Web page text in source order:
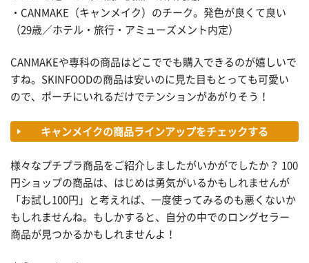
・CANMAKE（キャンメイク）のチーク。発色が良くて良い
（29歳／ホテル・旅行・アミューズメント内定）
CANMAKEや専科の商品はどこででも購入できるのが嬉しいで
すね。SKINFOODの商品は安いのに見た目もとっても可愛い
ので、ポーチにいれるだけでテンションがあがりそう！
キャンメイクの商品ラインアップをチェックする
様々なプチプラ商品をご紹介しましたがいかがでしたか？ 100
円ショップの商品は、はじめは勇気がいるかもしれませんが
「お試し100円」と考えれば、一度使ってみるのも悪くないか
もしれませんね。もしかすると、自分の中でのロングセラー
商品が見つかるかもしれませんよ！